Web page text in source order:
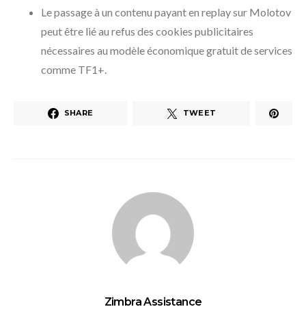
Le passage à un contenu payant en replay sur Molotov
peut être lié au refus des cookies publicitaires
nécessaires au modèle économique gratuit de services
comme TF1+.
SHARE TWEET
Zimbra Assistance